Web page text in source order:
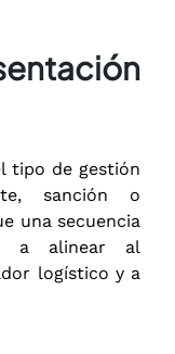
tipo de gestión
sanción o
una secuencia
a alinear al
logístico y a